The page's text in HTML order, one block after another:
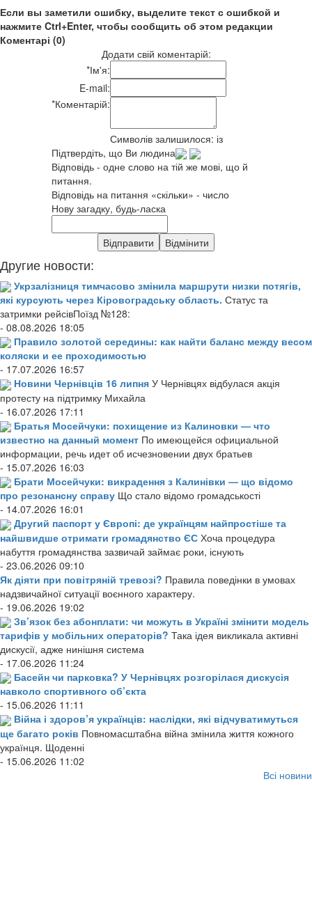
Если вы заметили ошибку, выделите текст с ошибкой и
нажмите Ctrl+Enter, чтобы сообщить об этом редакции
Коментарі (0)
Додати свій коментарій:
*Ім'я:
E-mail:
*Коментарій:
Символів залишилося: із
Підтвердіть, що Ви людина
Відповідь - одне слово на тій же мові, що й
питання.
Відповідь на питання «скільки» - число
Нову загадку, будь-ласка
Другие новости:
Укрзалізниця тимчасово змінила маршрути низки потягів,
які курсують через Кіровоградську область. Статус та
затримки рейсівПоїзд №128:
- 08.08.2026 18:05
Правило золотой середины: как найти баланс между весом
коляски и ее проходимостью
- 17.07.2026 16:57
Новини Чернівців 16 липня У Чернівцях відбулася акція
протесту на підтримку Михайла
- 16.07.2026 17:11
Братья Мосейчуки: похищение из Калиновки — что
известно на данный момент По имеющейся официальной
информации, речь идет об исчезновении двух братьев
- 15.07.2026 16:03
Брати Мосейчуки: викрадення з Калинівки — що відомо
про резонансну справу Що стало відомо громадськості
- 14.07.2026 16:01
Другий паспорт у Європі: де українцям найпростіше та
найшвидше отримати громадянство ЄС Хоча процедура
набуття громадянства зазвичай займає роки, існують
- 23.06.2026 09:10
Як діяти при повітряній тревозі? Правила поведінки в умовах
надзвичайної ситуації воєнного характеру.
- 19.06.2026 19:02
Зв’язок без абонплати: чи можуть в Україні змінити модель
тарифів у мобільних операторів? Така ідея викликала активні
дискусії, адже нинішня система
- 17.06.2026 11:24
Басейн чи парковка? У Чернівцях розгорілася дискусія
навколо спортивного об’єкта
- 15.06.2026 11:11
Війна і здоров’я українців: наслідки, які відчуватимуться
ще багато років Повномасштабна війна змінила життя кожного
українця. Щоденні
- 15.06.2026 11:02
Всі новини